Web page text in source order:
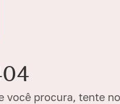
você procura, tente